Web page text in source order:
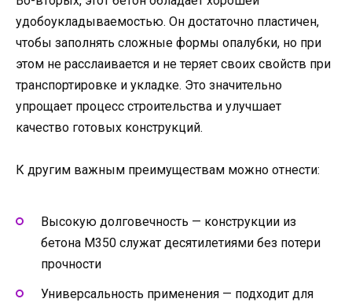
удобоукладываемостью. Он достаточно пластичен,
чтобы заполнять сложные формы опалубки, но при
этом не расслаивается и не теряет своих свойств при
транспортировке и укладке. Это значительно
упрощает процесс строительства и улучшает
качество готовых конструкций.
К другим важным преимуществам можно отнести:
Высокую долговечность — конструкции из
бетона М350 служат десятилетиями без потери
прочности
Универсальность применения — подходит для